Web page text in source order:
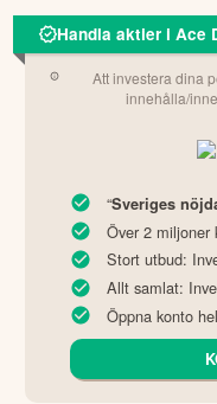
Handla aktier i Ace
Att investera dina
innehålla/
“Sveriges
Över 2 miljoner
Stort utbud:
Allt samlat:
Öppna konto